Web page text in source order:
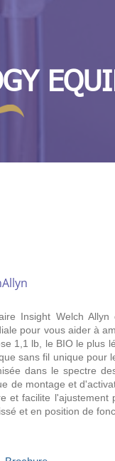
Insight Welch
pour vous aider à
1,1 lb, le BIO le plus
sans fil unique pour
dans le spectre
de montage et
et facilite l'ajustement
et en position de